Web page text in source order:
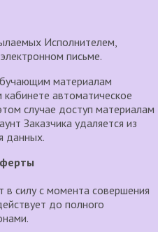
Исполнителем,
письме.
материалам
автоматическое
случае доступ материалам
Заказчика удаляется из
данных.
силу с момента совершения
до полного